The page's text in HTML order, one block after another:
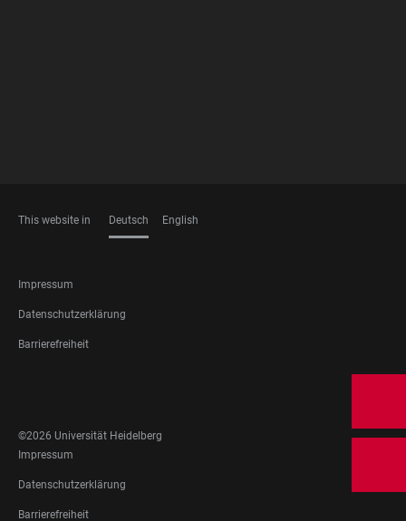
This website in Deutsch English
FOOTER
LEGAL
Impressum
Datenschutzerklärung
Barrierefreiheit
MEDIA
©2026 Universität Heidelberg
FOOTER
LEGAL
Impressum
Datenschutzerklärung
Barrierefreiheit